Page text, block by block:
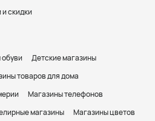
скидки
Детские магазины
товаров для дома
Магазины телефонов
магазины Магазины цветов